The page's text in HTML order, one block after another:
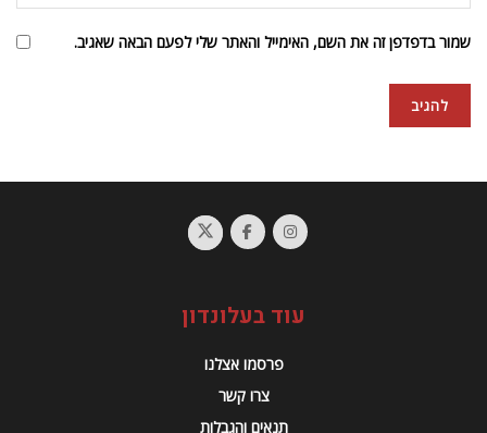
שמור בדפדפן זה את השם, האימייל והאתר שלי לפעם הבאה שאגיב.
עוד בעלונדון
פרסמו אצלנו
צרו קשר
תנאים והגבלות